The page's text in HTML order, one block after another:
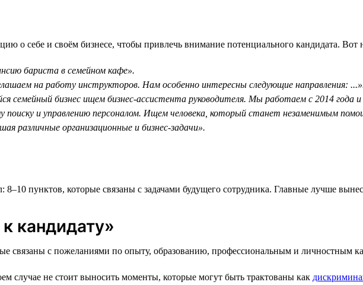
о себе и своём бизнесе, чтобы привлечь внимание потенциального кандидата. Вот
бариста в семейном кафе».
на работу инструкторов. Нам особенно интересны следующие направления:
семейный бизнес ищем бизнес-ассистента руководителя. Мы работаем с 2014 года
поиску и управлению персоналом. Ищем человека, который станет незаменимым
различные организационные и бизнес-задачи».
пунктов, которые связаны с задачами будущего сотрудника. Главные лучше
кандидату»
связаны с пожеланиями по опыту, образованию, профессиональным и личностным
случае не стоит выносить моменты, которые могут быть трактованы как